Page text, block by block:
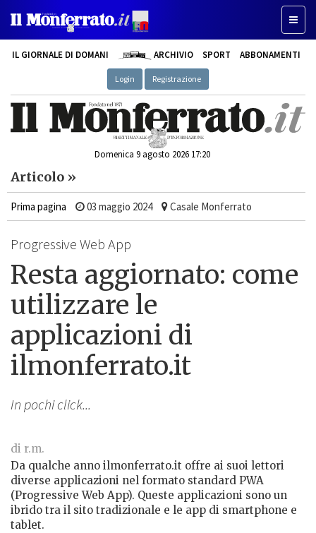
IL GIORNALE DI DOMANI ARCHIVIO SPORT ABBONAMENTI
Login Registrazione
Domenica 9 agosto 2026 17:20
Articolo »
Prima pagina 03 maggio 2024 Casale Monferrato
Progressive Web App
Resta aggiornato: come
utilizzare le
applicazioni di
ilmonferrato.it
In pochi click...
di r.m.
Da qualche anno ilmonferrato.it offre ai suoi lettori
diverse applicazioni nel formato standard PWA
(Progressive Web App). Queste applicazioni sono un
ibrido tra il sito tradizionale e le app di smartphone e
tablet.